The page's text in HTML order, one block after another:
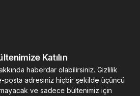
Katılın
haberdar olabilirsiniz. Gizlilik
posta adresiniz hiçbir şekilde üçüncü
ve sadece bültenimiz için